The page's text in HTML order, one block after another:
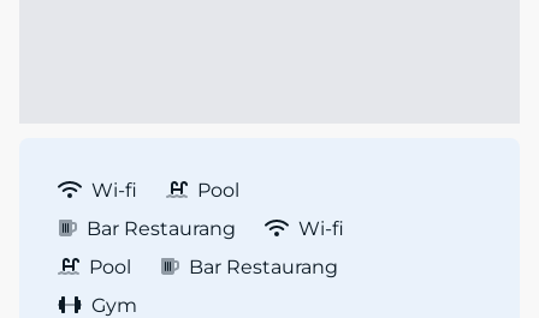
Wi-fi
Pool
Bar Restaurang
Wi-fi
Pool
Bar Restaurang
Gym